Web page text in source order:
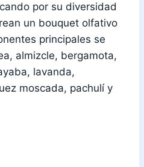
por su diversidad
un bouquet olfativo
principales se
almizcle, bergamota,
lavanda,
moscada, pachulí y